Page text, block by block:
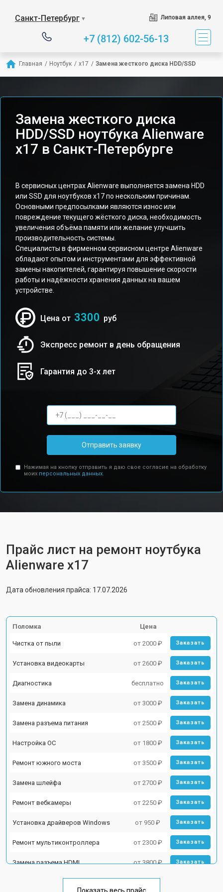
Санкт-Петербург ▼ Липовая аллея, 9
+7 (812) 602-56-13
Главная / Ноутбук / x17 / Замена жесткого диска HDD/SSD
Замена жесткого диска
HDD/SSD ноутбука Alienware
x17 в Санкт-Петербурге
В сервисных центрах Alienware выполняется замена HDD
или SSD для ноутбуков x17 по нескольким причинам.
Основными предпосылками являются износ или
повреждение текущего жёсткого диска, необходимость
увеличения объёма памяти или желание улучшить
производительность системы.
Специалисты в фирменном сервисном центре Alienware
обладают опытом и инструментами для эффективной
замены накопителей, гарантируя повышение скорости
работы и надёжности хранения данных на вашем
устройстве.
Цена от 3300 руб
Экспресс ремонт в день обращения
Гарантия до 3-х лет
Отправить заявку
Нажимая на кнопку отправить я даю свое согласие на обработку
моих персональных данных.
Прайс лист на ремонт ноутбука
Alienware x17
Дата обновления прайса: 17.07.2026
Поломка Цена
Чистка от пыли от 2000 ₽ Заказать
Установка видеокарты от 2600 ₽ Заказать
Диагностика бесплатно Заказать
Замена динамика от 3000 ₽ Заказать
Замена разъема питания от 2500 ₽ Заказать
Настройка ОС от 1800 ₽ Заказать
Ремонт южного моста от 3500 ₽ Заказать
Замена шлейфа от 2700 ₽ Заказать
Ремонт вебкамеры от 2250 ₽ Заказать
Установка драйверов Windows от 950 ₽ Заказать
Ремонт мультиконтроллера от 2300 ₽ Заказать
Замена разъема HDMI от 3800 ₽ Заказать